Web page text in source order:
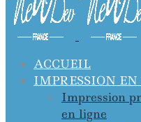
ACCUEIL
IMPRESSION
Impression
en ligne